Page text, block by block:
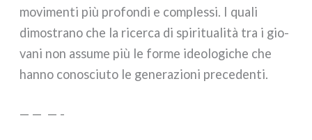
movi­men­ti più pro­fon­di e com­ples­si. I qua­li
dimo­stra­no che la ricer­ca di spi­ri­tua­li­tà tra i gio­
va­ni non assu­me più le for­me ideo­lo­gi­che che
han­no cono­sciu­to le gene­ra­zio­ni pre­ce­den­ti.
— — — -